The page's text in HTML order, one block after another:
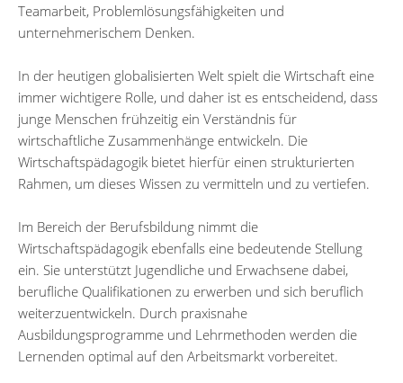
Teamarbeit, Problemlösungsfähigkeiten und
unternehmerischem Denken.
In der heutigen globalisierten Welt spielt die Wirtschaft eine
immer wichtigere Rolle, und daher ist es entscheidend, dass
junge Menschen frühzeitig ein Verständnis für
wirtschaftliche Zusammenhänge entwickeln. Die
Wirtschaftspädagogik bietet hierfür einen strukturierten
Rahmen, um dieses Wissen zu vermitteln und zu vertiefen.
Im Bereich der Berufsbildung nimmt die
Wirtschaftspädagogik ebenfalls eine bedeutende Stellung
ein. Sie unterstützt Jugendliche und Erwachsene dabei,
berufliche Qualifikationen zu erwerben und sich beruflich
weiterzuentwickeln. Durch praxisnahe
Ausbildungsprogramme und Lehrmethoden werden die
Lernenden optimal auf den Arbeitsmarkt vorbereitet.